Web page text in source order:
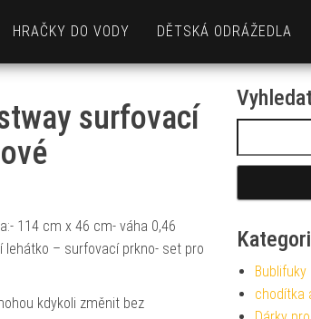
HRAČKY DO VODY DĚTSKÁ ODRÁŽEDLA
surfovací
114 cm x 46 cm- váha 0,46
lehátko – surfovací prkno- set pro
kdykoli změnit bez
Bublifuky
chodítka